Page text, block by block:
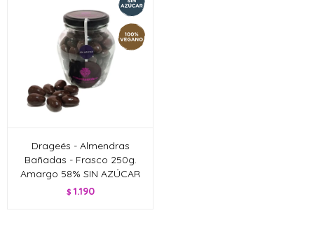
Drageés - Almendras
Bañadas - Frasco 250g.
Amargo 58% SIN AZÚCAR
$ 1.190